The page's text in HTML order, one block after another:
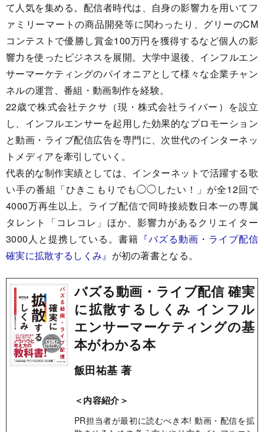
て人気を集める。配信者時代は、自身の影響力を用いてフ
ァミリーマートの商品開発等に関わったり、グリーのCM
コンテストで優勝し賞金100万円を獲得するなど個人の影
響力を使ったビジネスを展開。大学中退後、インフルエン
サーマーケティングのパイオニアとして様々な企業チャン
ネルの運営、番組・動画制作を経験。
22歳で株式会社テクサ（現・株式会社ライバー）を設立
し、インフルエンサーを起用した効果的なプロモーション
と動画・ライブ配信広告を専門に、次世代のインターネッ
トメディアを牽引していく。
代表的な制作実績としては、インターネットで活躍する歌
い手の番組「ひきこもりでも◯◯したい！」が全12回で
4000万再生以上。ライブ配信で同時接続数日本一の専属
タレント「コレコレ」ほか、影響力があるクリエイター
3000人と提携している。書籍 『バズる動画・ライブ配信
確実に拡散するしくみ』 が初の著書となる。
バズる動画・ライブ配信 確実
に拡散するしくみ インフル
エンサーマーケティングの基
本がわかる本
飯田祐基 著
＜内容紹介＞
PR担当者が最初に読むべき本! 動画・配信を拡